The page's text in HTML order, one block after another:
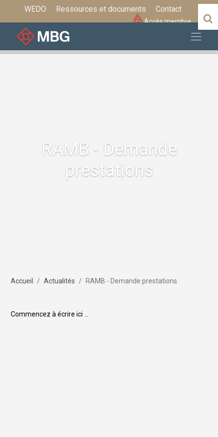
WEDO Ressources et documents Contact
Accès membre
RAMB - Demande
prestations
Accueil Actualités RAMB - Demande prestations
Commencez à écrire ici ...